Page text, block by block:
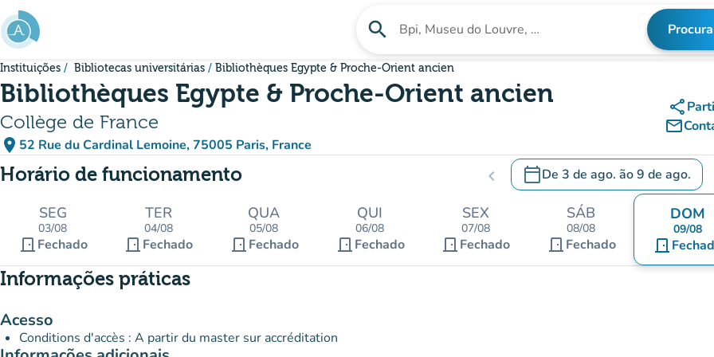
Ir para o conteúdo principal
search Procura uma instituição
Instituições Bibliotecas universitárias Bibliothèques Egypte & Proche-Orient ancien
Bibliothèques Egypte & Proche-Orient ancien
Collège de France
place 52 Rue du Cardinal Lemoine, 75005 Paris, France
(abrir no Google Maps)
(novo separador)
share
mail_outline
Horário de funcionamento chevron_left calendar_todayDe 3 de ago. ão9 de ago.
.Abra o calendário para alterar as
SEG
03/08
door_front Fechado
TER
04/08
door_front Fechado
QUA
05/08
door_front Fechado
QUI
06/08
door_front Fechado
SEX
07/08
door_front Fechado
SÁB
08/08
door_front Fechado
DOM
09/08
door_front
Informações práticas
Acesso
Conditions d'accès : A partir du master sur accréditation